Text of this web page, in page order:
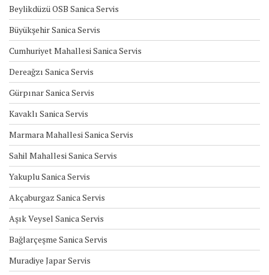
Beylikdüzü OSB Sanica Servis
Büyükşehir Sanica Servis
Cumhuriyet Mahallesi Sanica Servis
Dereağzı Sanica Servis
Gürpınar Sanica Servis
Kavaklı Sanica Servis
Marmara Mahallesi Sanica Servis
Sahil Mahallesi Sanica Servis
Yakuplu Sanica Servis
Akçaburgaz Sanica Servis
Aşık Veysel Sanica Servis
Bağlarçeşme Sanica Servis
Muradiye Japar Servis